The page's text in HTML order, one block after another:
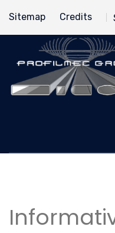
Sitemap Credits